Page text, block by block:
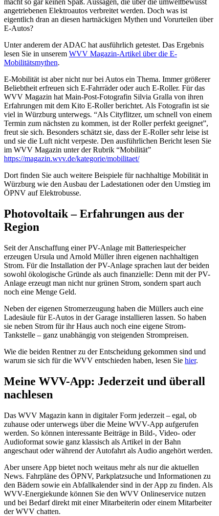
macht so gar keinen Spaß. Aussagen, die über die umweltbewusst
angetriebenen Elektroautos verbreitet werden. Doch was ist
eigentlich dran an diesen hartnäckigen Mythen und Vorurteilen über
E-Autos?
Unter anderem der ADAC hat ausführlich getestet. Das Ergebnis
lesen Sie in unserem WVV Magazin-Artikel über die E-
Mobilitätsmythen.
E-Mobilität ist aber nicht nur bei Autos ein Thema. Immer größerer
Beliebtheit erfreuen sich E-Fahrräder oder auch E-Roller. Für das
WVV Magazin hat Main-Post-Fotografin Silvia Gralla von ihren
Erfahrungen mit dem Kito E-Roller berichtet. Als Fotografin ist sie
viel in Würzburg unterwegs. “Als Cityflitzer, um schnell von einem
Termin zum nächsten zu kommen, ist der Roller perfekt geeignet”,
freut sie sich. Besonders schätzt sie, dass der E-Roller sehr leise ist
und sie die Luft nicht verpeste. Den ausführlichen Bericht lesen Sie
im WVV Magazin unter der Rubrik “Mobilität”
https://magazin.wvv.de/kategorie/mobilitaet/
Dort finden Sie auch weitere Beispiele für nachhaltige Mobilität in
Würzburg wie den Ausbau der Ladestationen oder den Umstieg im
ÖPNV auf Elektrobusse.
Photovoltaik – Erfahrungen aus der
Region
Seit der Anschaffung einer PV-Anlage mit Batteriespeicher
erzeugen Ursula und Arnold Müller ihren eigenen nachhaltigen
Strom. Für die Installation der PV-Anlage sprachen laut der beiden
sowohl ökologische Gründe als auch finanzielle: Denn mit der PV-
Anlage erzeugt man nicht nur grünen Strom, sondern spart auch
noch eine Menge Geld.
Neben der eigenen Stromerzeugung haben die Müllers auch eine
Ladesäule für E-Autos in der Garage installieren lassen. So haben
sie neben Strom für ihr Haus auch noch eine eigene Strom-
Tankstelle – ganz unabhängig von steigenden Strompreisen.
Wie die beiden Rentner zu der Entscheidung gekommen sind und
warum sie sich für die WVV entschieden haben, lesen Sie hier.
Meine WVV-App: Jederzeit und überall
nachlesen
Das WVV Magazin kann in digitaler Form jederzeit – egal, ob
zuhause oder unterwegs über die Meine WVV-App aufgerufen
werden. So können interessante Beiträge in Bild-, Video- oder
Audioformat sowie ganz klassisch als Artikel in der Bahn
angeschaut oder während der Autofahrt als Audio angehört werden.
Aber unsere App bietet noch weitaus mehr als nur die aktuellen
News. Fahrpläne des ÖPNV, Parkplatzsuche und Informationen zu
den Bädern sowie ein Abfallkalender sind in der App zu finden. Als
WVV-Energiekunde können Sie den WVV Onlineservice nutzen
und bei Bedarf direkt mit einer Mitarbeiterin oder einem Mitarbeiter
der WVV chatten.